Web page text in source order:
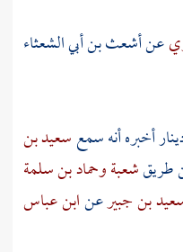
عنأشعث بن أبي الشعثاء
أخبره أنه سمعسعيد بن
طريقشعبةوحماد بن سلمة
بن جبيرعنابن عباس